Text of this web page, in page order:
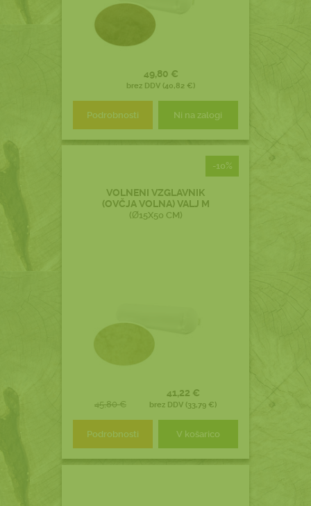
49,80 €
brez DDV (40,82 €)
Podrobnosti Ni na zalogi
-10%
VOLNENI VZGLAVNIK
(OVČJA VOLNA) VALJ M
(Ø15X50 CM)
45,80 €
41,22 €
brez DDV (33,79 €)
Podrobnosti V košarico